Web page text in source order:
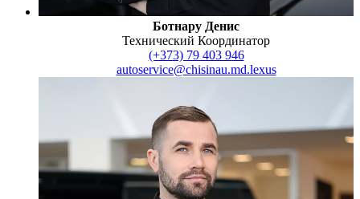
Ботнару Денис
Технический Координатор
(+373) 79 403 946
autoservice@chisinau.md.lexus